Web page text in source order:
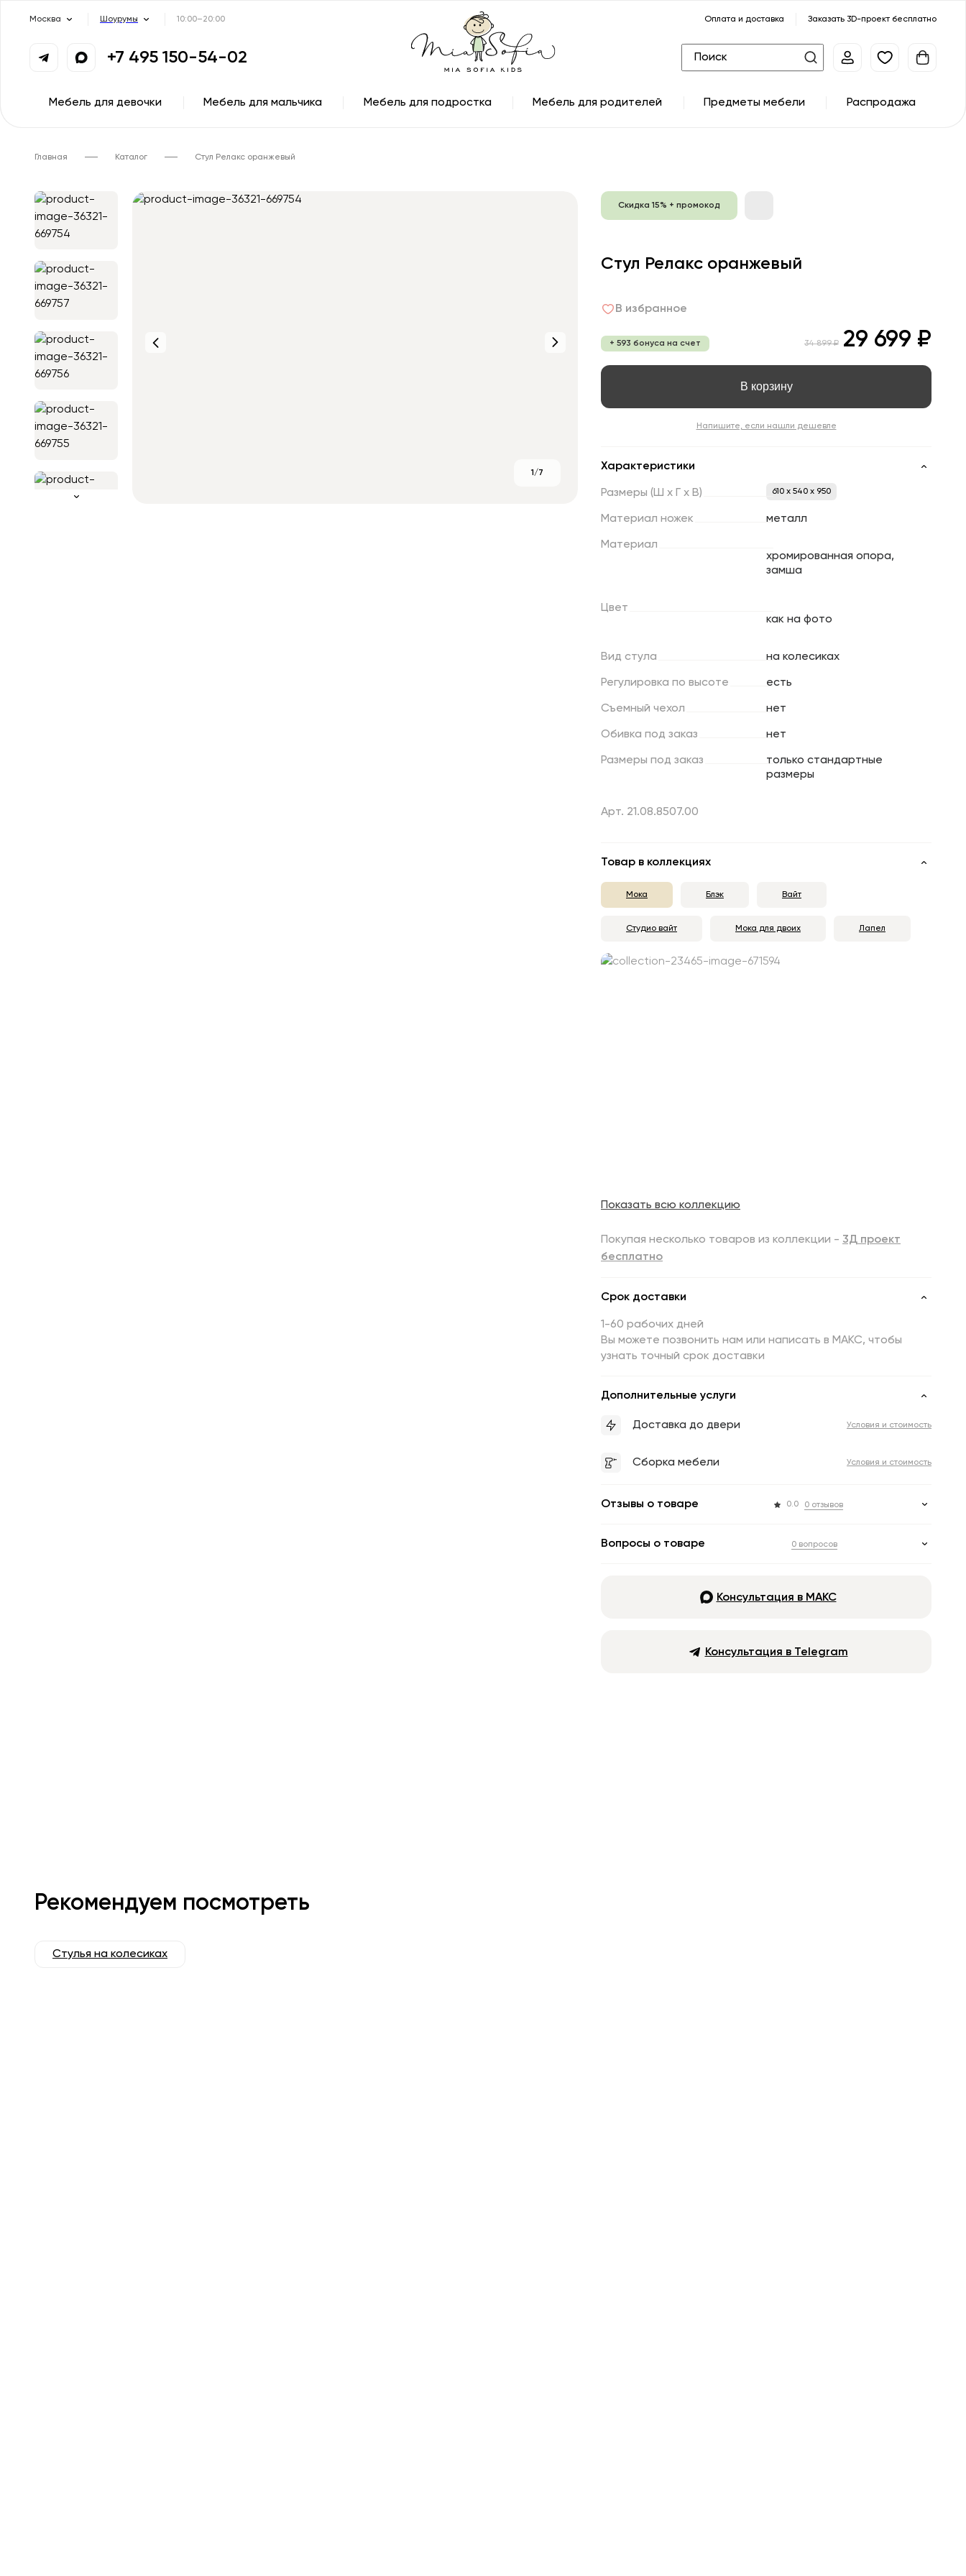
Москва Шоурумы 10:00–20:00 Оплата и доставка Заказать 3D-проект бесплатно
+7 495 150-54-02
Мебель для девочки Мебель для мальчика Мебель для подростка Мебель для родителей Предметы мебели Распродажа
Главная Каталог Стул Релакс оранжевый
1/7
Скидка 15% + промокод
Стул Релакс оранжевый
В избранное
+ 593 бонуса на счет 34 899 ₽ 29 699 ₽
В корзину
Напишите, если нашли дешевле
Характеристики
Размеры (Ш х Г х В) 610 x 540 x 950
Материал ножек металл
Материал
хромированная опора,
замша
Цвет
как на фото
Вид стула на колесиках
Регулировка по высоте есть
Съемный чехол нет
Обивка под заказ нет
Размеры под заказ
только стандартные
размеры
Арт. 21.08.8507.00
Товар в коллекциях
Мока Блэк Вайт
Студио вайт Мока для двоих Лапел
Показать всю коллекцию
Покупая несколько товаров из коллекции - 3Д проект
бесплатно
Срок доставки
1-60 рабочих дней
Вы можете позвонить нам или написать в МАКС, чтобы
узнать точный срок доставки
Дополнительные услуги
Доставка до двери Условия и стоимость
Сборка мебели Условия и стоимость
Отзывы о товаре 0.0 0 отзывов
Вопросы о товаре 0 вопросов
Консультация в МАКС
Консультация в Telegram
Рекомендуем посмотреть
Стулья на колесиках